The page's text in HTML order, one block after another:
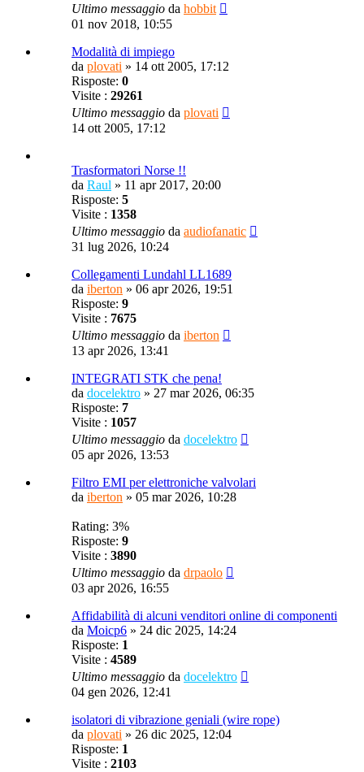
Ultimo messaggio da hobbit
01 nov 2018, 10:55
Modalità di impiego
da plovati » 14 ott 2005, 17:12
Risposte: 0
Visite : 29261
Ultimo messaggio da plovati
14 ott 2005, 17:12
Trasformatori Norse !!
da Raul » 11 apr 2017, 20:00
Risposte: 5
Visite : 1358
Ultimo messaggio da audiofanatic
31 lug 2026, 10:24
Collegamenti Lundahl LL1689
da iberton » 06 apr 2026, 19:51
Risposte: 9
Visite : 7675
Ultimo messaggio da iberton
13 apr 2026, 13:41
INTEGRATI STK che pena!
da docelektro » 27 mar 2026, 06:35
Risposte: 7
Visite : 1057
Ultimo messaggio da docelektro
05 apr 2026, 13:53
Filtro EMI per elettroniche valvolari
da iberton » 05 mar 2026, 10:28
Rating: 3%
Risposte: 9
Visite : 3890
Ultimo messaggio da drpaolo
03 apr 2026, 16:55
Affidabilità di alcuni venditori online di componenti
da Moicp6 » 24 dic 2025, 14:24
Risposte: 1
Visite : 4589
Ultimo messaggio da docelektro
04 gen 2026, 12:41
isolatori di vibrazione geniali (wire rope)
da plovati » 26 dic 2025, 12:04
Risposte: 1
Visite : 2103